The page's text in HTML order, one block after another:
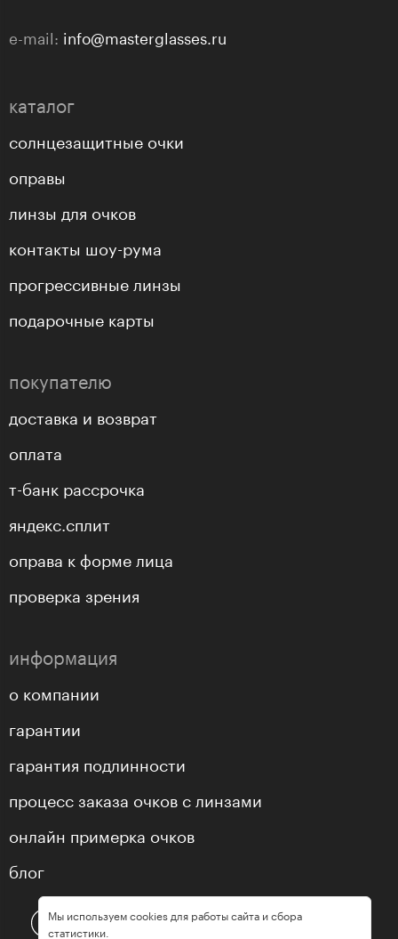
e-mail: info@masterglasses.ru
каталог
солнцезащитные очки
оправы
линзы для очков
контакты шоу-рума
прогрессивные линзы
подарочные карты
покупателю
доставка и возврат
оплата
т-банк рассрочка
яндекс.сплит
оправа к форме лица
проверка зрения
информация
о компании
гарантии
гарантия подлинности
процесс заказа очков с линзами
онлайн примерка очков
блог
Мы используем cookies для работы сайта и сбора
статистики.